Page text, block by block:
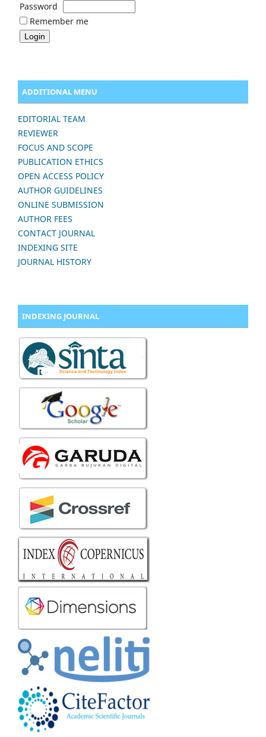
Password
Remember me
ADDITIONAL MENU
EDITORIAL TEAM
REVIEWER
FOCUS AND SCOPE
PUBLICATION ETHICS
OPEN ACCESS POLICY
AUTHOR GUIDELINES
ONLINE SUBMISSION
AUTHOR FEES
CONTACT JOURNAL
INDEXING SITE
JOURNAL HISTORY
INDEXING JOURNAL